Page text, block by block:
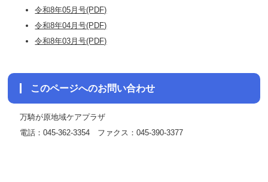
令和8年05月号(PDF)
令和8年04月号(PDF)
令和8年03月号(PDF)
このページへのお問い合わせ
万騎が原地域ケアプラザ
電話：045-362-3354 ファクス：045-390-3377